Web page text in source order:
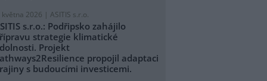
května 2026 | ASITIS s.r.o.
s.r.o.: Podřipsko zahájilo
strategie klimatické
Projekt
propojil adaptaci
s budoucími investicemi.